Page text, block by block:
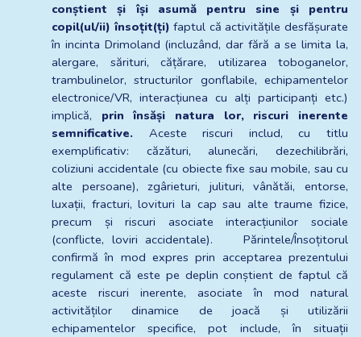
conștient și își asumă pentru sine și pentru
copil(ul/ii) însoțit(ți) faptul că activitățile desfășurate
în incinta Drimoland (incluzând, dar fără a se limita la,
alergare, sărituri, cățărare, utilizarea toboganelor,
trambulinelor, structurilor gonflabile, echipamentelor
electronice/VR, interacțiunea cu alți participanți etc.)
implică, prin însăși natura lor, riscuri inerente
semnificative. Aceste riscuri includ, cu titlu
exemplificativ: căzături, alunecări, dezechilibrări,
coliziuni accidentale (cu obiecte fixe sau mobile, sau cu
alte persoane), zgârieturi, julituri, vânătăi, entorse,
luxații, fracturi, lovituri la cap sau alte traume fizice,
precum și riscuri asociate interacțiunilor sociale
(conflicte, loviri accidentale).    Părintele/Însoțitorul
confirmă în mod expres prin acceptarea prezentului
regulament că este pe deplin conștient de faptul că
aceste riscuri inerente, asociate în mod natural
activităților dinamice de joacă și utilizării
echipamentelor specifice, pot include, în situații